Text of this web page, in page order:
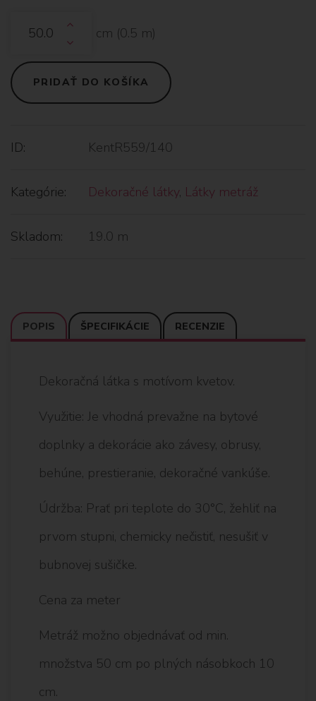
cm (0.5 m)
PRIDAŤ DO KOŠÍKA
ID: KentR559/140
Kategórie: Dekoračné látky, Látky metráž
Skladom: 19.0 m
POPIS ŠPECIFIKÁCIE RECENZIE
Dekoračná látka s motívom kvetov.
Využitie: Je vhodná prevažne na bytové
doplnky a dekorácie ako závesy, obrusy,
behúne, prestieranie, dekoračné vankúše.
Údržba: Prať pri teplote do 30°C, žehliť na
prvom stupni, chemicky nečistiť, nesušiť v
bubnovej sušičke.
Cena za meter
Metráž možno objednávať od min.
množstva 50 cm po plných násobkoch 10
cm.